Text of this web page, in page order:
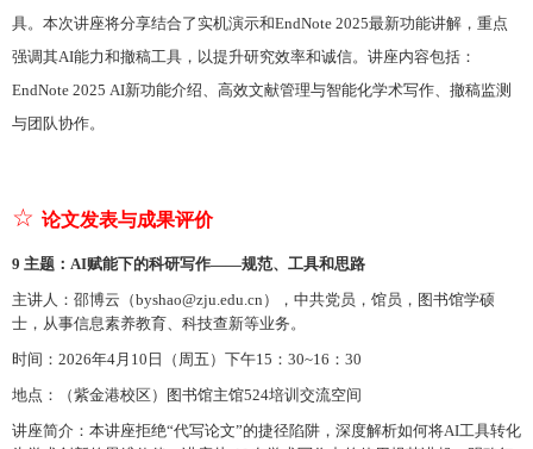
具。本次讲座将分享结合了实机演示和EndNote 2025最新功能讲解，重点
强调其AI能力和撤稿工具，以提升研究效率和诚信。 讲座内容包括：
EndNote 2025 AI新功能介绍、高效文献管理与智能化学术写作、 撤稿监测
与团队协作。
☆ 论文发表与成果评价
9 主题：AI赋能下的科研写作——规范、工具和思路
主讲人： 邵博云（byshao@zju.edu.cn），中共党员，馆员，图书馆学硕
士，从事信息素养教育、科技查新等业务。
时间： 2026年4 月 10 日 （周五）下午15：30~16：30
地点：（紫金港校区）图书馆主馆524培训交流空间
讲座简介： 本讲座拒绝“代写论文”的捷径陷阱，深度解析如何将AI工具转化